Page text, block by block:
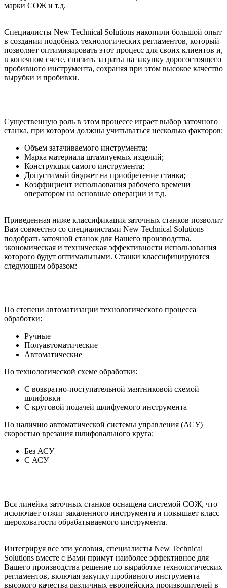
марки СОЖ и т.д.
Специалисты New Technical Solutions накопили большой опыт
в создании подобных технологических регламентов, который
позволяет оптимизировать этот процесс для своих клиентов и,
в конечном счете, снизить затраты на закупку дорогостоящего
пробивного инструмента, сохраняя при этом высокое качество
вырубки и пробивки.
Существенную роль в этом процессе играет выбор заточного
станка, при котором должны учитываться несколько факторов:
Объем затачиваемого инструмента;
Марка материала штампуемых изделий;
Конструкция самого инструмента;
Допустимый бюджет на приобретение станка;
Коэффициент использования рабочего времени
оператором на основные операции и т.д.
Приведенная ниже классификация заточных станков позволит
Вам совместно со специалистами New Technical Solutions
подобрать заточной станок для Вашего производства,
экономическая и техническая эффективности использования
которого будут оптимальными. Станки классифицируются
следующим образом:
По степени автоматизации технологического процесса
обработки:
Ручные
Полуавтоматические
Автоматические
По технологической схеме обработки:
С возвратно-поступательной маятниковой схемой
шлифовки
С круговой подачей шлифуемого инструмента
По наличию автоматической системы управления (АСУ)
скоростью врезания шлифовального круга:
Без АСУ
С АСУ
Вся линейка заточных станков оснащена системой СОЖ, что
исключает отжиг закаленного инструмента и повышает класс
шероховатости обрабатываемого инструмента.
Интегрируя все эти условия, специалисты New Technical
Solutions вместе с Вами примут наиболее эффективное для
Вашего производства решение по выработке технологических
регламентов, включая закупку пробивного инструмента
высокого качества различных европейских производителей в